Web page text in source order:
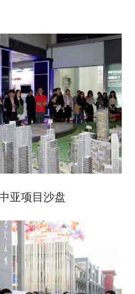
亚项目沙盘